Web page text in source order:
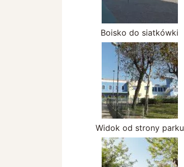
Boisko do siatkówki
Widok od strony parku